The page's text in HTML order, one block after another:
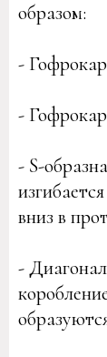
образом:
-
-
- S-
вниз в
-